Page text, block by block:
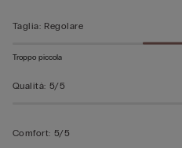
Taglia: Regolare
Troppo piccola
Qualità: 5/5
Comfort: 5/5